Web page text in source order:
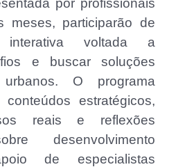
por profissionais
meses, participarão de
interativa voltada a
e buscar soluções
O programa
estratégicos,
reais e reflexões
desenvolvimento
de especialistas